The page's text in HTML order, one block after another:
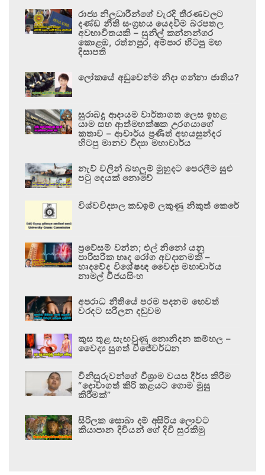
රාජ්‍ය නිලධාරීන්ගේ වැරදි තීරණවලට
දණ්ඩ නීති සංග්‍රහය යෙදවීම බරපතල
අවභාවිතයකි – සුනිල් කන්නන්ගර
කොළඹ, රත්නපුර, අම්පාර හිටපු මහ
දිසාපති
ලෝකයේ අඩුවෙන්ම නිදා ගන්නා ජාතිය?
සුරාබදු ආදායම වාර්තාගත ලෙස ඉහළ
යාම සහ ආත්මභක්ෂක උරගයාගේ
කතාව – ආචාර්ය ප්‍රණීත් අභයසුන්දර
හිටපු මානව විද්‍යා මහාචාර්ය
නැව් වලින් බහලුම් මුහුදට පෙරලීම සුළු
පටු දෙයක් නොවේ
විශ්වවිද්‍යාල කඩඉම් ලකුණු නිකුත් කෙරේ
ප්‍රවේසම් වන්න; එල් නිනෝ යනු
පාරිසරික හෘද රෝග අවදානමකි –
හෘදවේද විශේෂඥ වෛද්‍ය මහාචාර්ය
නාමල් විජයසිංහ
අපරාධ නීතියේ පරම පදනම හෙවත්
වරදට සරිලන දඬුවම
කුස තුළ සැඟවුණු නොනිදන කම්හල –
වෛද්‍ය සුගත් විජේවර්ධන
විනිසුරුවන්ගේ විශ්‍රාම වයස දීර්ඝ කිරීම
“දොවාගත් කිරි කළයට ගොම මුසු
කිරීමක්”
සිරිලක සොබා දම් අසිරිය ලොවට
කියාපාන දිවියන් ගේ දිවි සුරකිමු